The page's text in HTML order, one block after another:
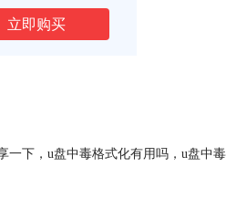
立即购买
一下，u盘中毒格式化有用吗，u盘中毒